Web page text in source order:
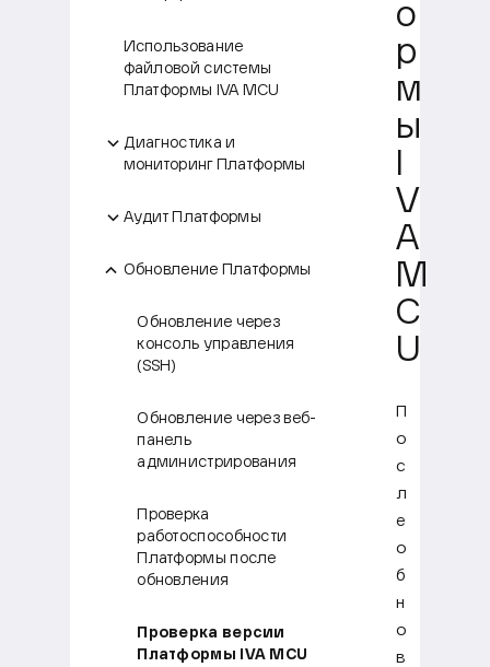
Использование
файловой системы
Платформы IVA MCU
Диагностика и
мониторинг Платформы
Аудит Платформы
Обновление Платформы
Обновление через
консоль управления
(SSH)
Обновление через веб-
панель
администрирования
Проверка
работоспособности
Платформы после
обновления
Проверка версии
Платформы IVA MCU
о
р
м
ы
V
A
M
C
U
П
о
с
л
е
о
б
н
о
в